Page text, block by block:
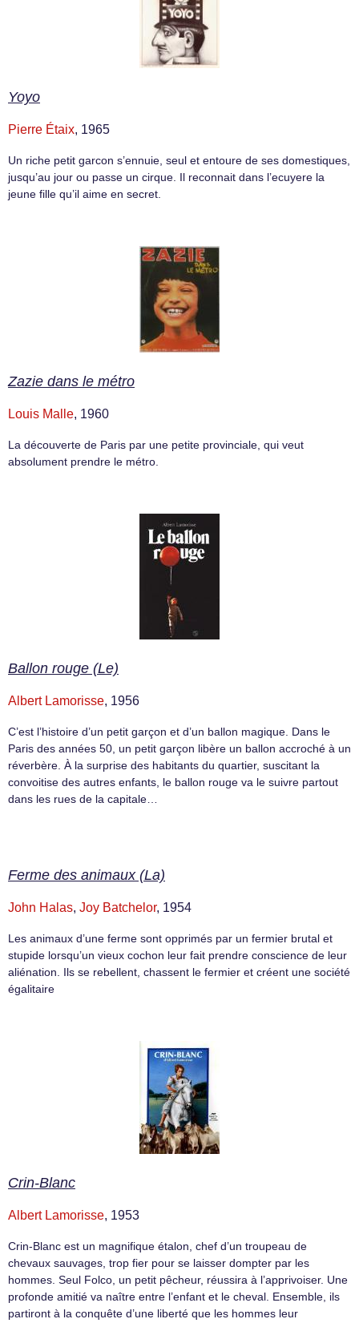
Yoyo
Pierre Étaix, 1965
Un riche petit garcon s’ennuie, seul et entoure de ses domestiques,
jusqu’au jour ou passe un cirque. Il reconnait dans l’ecuyere la
jeune fille qu’il aime en secret.
Zazie dans le métro
Louis Malle, 1960
La découverte de Paris par une petite provinciale, qui veut
absolument prendre le métro.
Ballon rouge (Le)
Albert Lamorisse, 1956
C’est l’histoire d’un petit garçon et d’un ballon magique. Dans le
Paris des années 50, un petit garçon libère un ballon accroché à un
réverbère. À la surprise des habitants du quartier, suscitant la
convoitise des autres enfants, le ballon rouge va le suivre partout
dans les rues de la capitale…
Ferme des animaux (La)
John Halas, Joy Batchelor, 1954
Les animaux d’une ferme sont opprimés par un fermier brutal et
stupide lorsqu’un vieux cochon leur fait prendre conscience de leur
aliénation. Ils se rebellent, chassent le fermier et créent une société
égalitaire
Crin-Blanc
Albert Lamorisse, 1953
Crin-Blanc est un magnifique étalon, chef d’un troupeau de
chevaux sauvages, trop fier pour se laisser dompter par les
hommes. Seul Folco, un petit pêcheur, réussira à l’apprivoiser. Une
profonde amitié va naître entre l’enfant et le cheval. Ensemble, ils
partiront à la conquête d’une liberté que les hommes leur